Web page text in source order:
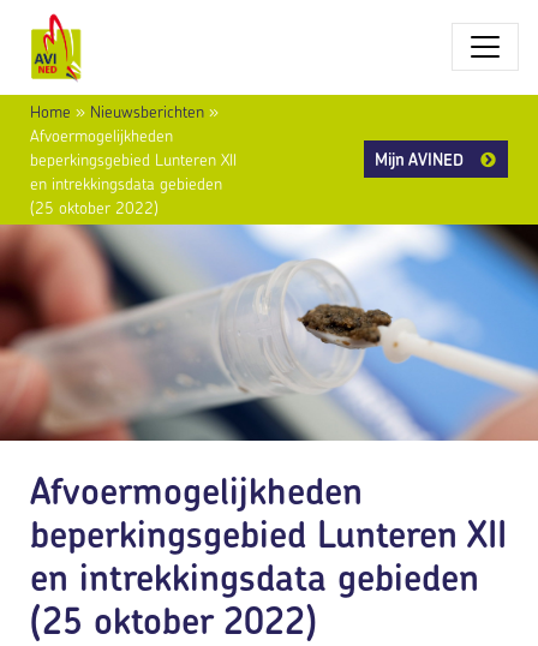
Home » Nieuwsberichten »
Afvoermogelijkheden
beperkingsgebied Lunteren XII
en intrekkingsdata gebieden
(25 oktober 2022)
Mijn AVINED
Afvoermogelijkheden
beperkingsgebied Lunteren XII
en intrekkingsdata gebieden
(25 oktober 2022)